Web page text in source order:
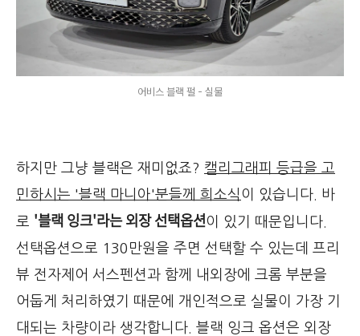
어비스 블랙 펄 - 실물
하지만 그냥 블랙은 재미없죠? 캘리그래피 등급을 고
민하시는 '블랙 마니아'분들께 희소식 이 있습니다. 바
로 '블랙 잉크'라는 외장 선택옵션이 있기 때문입니다.
선택옵션으로 130만원을 주면 선택할 수 있는데 프리
뷰 전자제어 서스펜션과 함께 내외장에 크롬 부분을
어둡게 처리하였기 때문에 개인적으로 실물이 가장 기
대되는 차량이라 생각합니다. 블랙 잉크 옵션은 외장